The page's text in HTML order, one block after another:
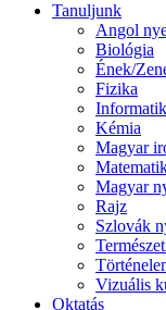
Tanuljunk
Angol
Biológia
Ének/
Fizika
Kémia
Magyar
Magyar
Rajz
Szlovák
Vizuális
Oktatás